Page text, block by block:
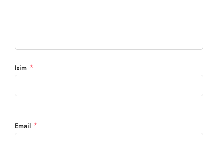
Isim *
Email *